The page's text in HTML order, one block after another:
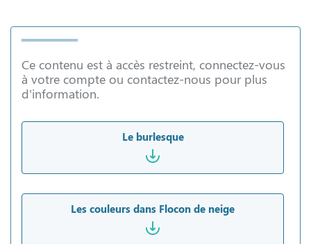
Ce contenu est à accès restreint, connectez-vous
à votre compte ou contactez-nous pour plus
d'information.
Le burlesque
Les couleurs dans Flocon de neige